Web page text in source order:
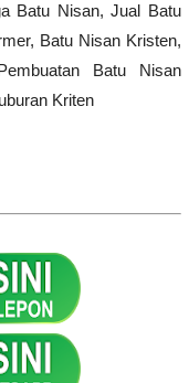
Batu Nisan, Jual Batu
Batu Nisan Kristen,
Batu Nisan
Kriten